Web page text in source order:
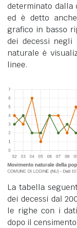
determinato dalla
ed è detto anche
grafico in basso
dei decessi negli
naturale è
linee.
La tabella
dei decessi dal
le righe con i
dopo il